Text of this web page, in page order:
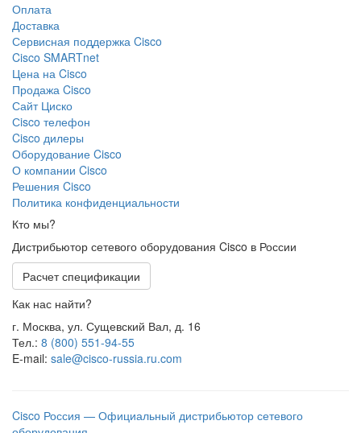
Оплата
Доставка
Сервисная поддержка Cisco
Cisco SMARTnet
Цена на Cisco
Продажа Cisco
Сайт Циско
Сisco телефон
Cisco дилеры
Оборудование Cisco
О компании Cisco
Решения Cisco
Политика конфиденциальности
Кто мы?
Дистрибьютор сетевого оборудования Cisco в России
Расчет спецификации
Как нас найти?
г. Москва, ул. Сущевский Вал, д. 16
Тел.: 8 (800) 551-94-55
E-mail: sale@cisco-russia.ru.com
Cisco Россия — Официальный дистрибьютор сетевого